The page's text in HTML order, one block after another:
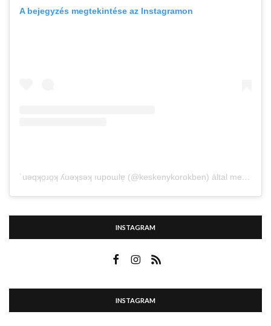
A bejegyzés megtekintése az Instagramon
˙uǝqʞo̤ɹo̤ʞ ʎuǝʞsǝʞ ıupoɯlɐ̗ (@keskenykorokben) által megosztott bejegyzés
INSTAGRAM
INSTAGRAM